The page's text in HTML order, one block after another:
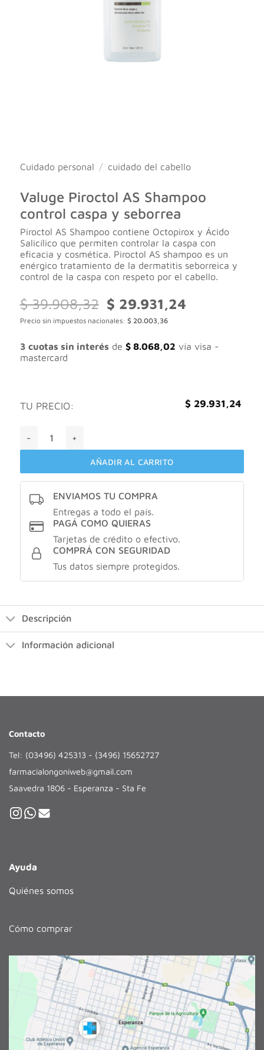
Cuidado personal / cuidado del cabello
Valuge Piroctol AS Shampoo
control caspa y seborrea
Piroctol AS Shampoo contiene Octopirox y Ácido
Salicílico que permiten controlar la caspa con
eficacia y cosmética. Piroctol AS shampoo es un
enérgico tratamiento de la dermatitis seborreica y
control de la caspa con respeto por el cabello.
$39.908,32
El
precio
original
$ 39.908,32.
$ 29.931,24El
$ 29.931,24.
Precio sin impuestos nacionales: $ 20.003,36
3 cuotas sin interés de $8.068,02 vía visa -
mastercard
TU PRECIO: $ 29.931,24
AÑADIR AL CARRITO
ENVIAMOS TU COMPRA
Entregas a todo el país.
PAGÁ COMO QUIERAS
Tarjetas de crédito o efectivo.
COMPRÁ CON SEGURIDAD
Tus datos siempre protegidos.
Descripción
Información adicional
Contacto
Tel: (03496) 425313 - (3496) 15652727
farmacialongoniweb@gmail.com
Saavedra 1806 - Esperanza - Sta Fe
Ayuda
Quiénes somos
Cómo comprar